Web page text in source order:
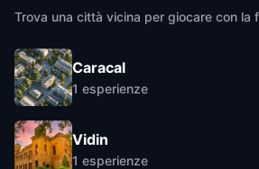
Trova una città vicina per giocare con la
Caracal
1 esperienze
Vidin
1 esperienze